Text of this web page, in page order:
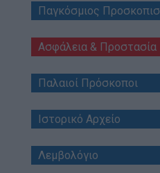
Νέα
Ευκαιρίες Καριέρας
Επικοινωνία
Δελτία Τύπου
Φωτογραφικό Υλικό
Παγκόσμιος
Ασφάλεια &
Παλαιοί Πρόσκοποι
Ιστορικό Αρχείο
Λεμβολόγιο